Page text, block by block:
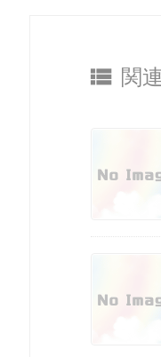
 関